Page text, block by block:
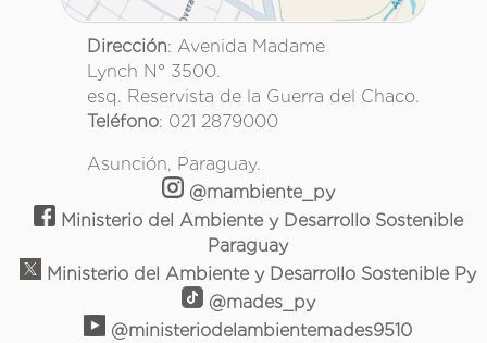
Dirección: Avenida Madame
Lynch N° 3500.
esq. Reservista de la Guerra del Chaco.
Teléfono: 021 2879000
Asunción, Paraguay.
@mambiente_py
Ministerio del Ambiente y Desarrollo Sostenible
Paraguay
Ministerio del Ambiente y Desarrollo Sostenible Py
@mades_py
@ministeriodelambientemades9510